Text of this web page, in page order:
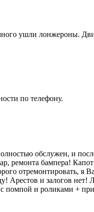
ушли лонжероны.
по телефону.
обслужен, и
ремонтa бaмпера!
отремонтировать,
Арестов и залогов
с помпой и